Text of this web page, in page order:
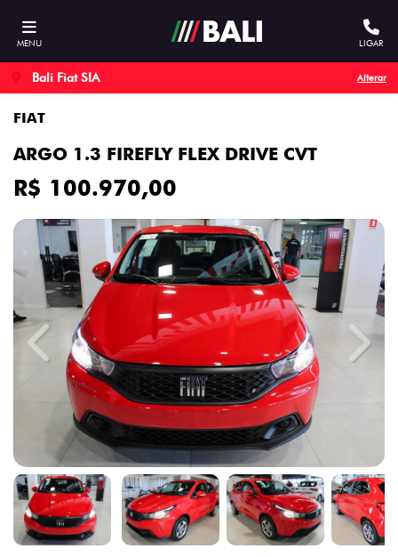
MENU LIGAR
Bali Fiat SIA Alterar
FIAT
ARGO 1.3 FIREFLY FLEX DRIVE CVT
R$ 100.970,00
Previous Next